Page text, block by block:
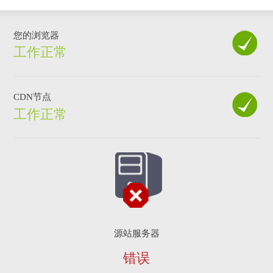
您的浏览器
工作正常
CDN节点
工作正常
源站服务器
错误